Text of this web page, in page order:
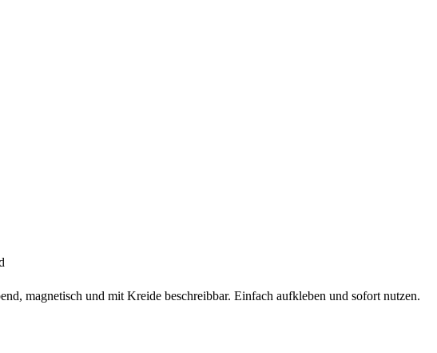
magnetisch und mit Kreide beschreibbar. Einfach aufkleben und sofort nutzen.